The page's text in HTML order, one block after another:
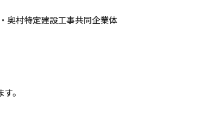
奥村特定建設工事共同企業体
。